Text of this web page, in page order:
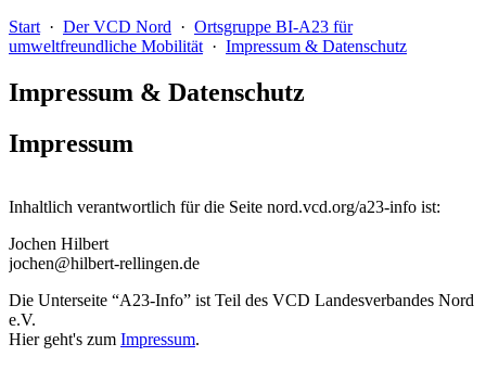
Start · Der VCD Nord · Ortsgruppe BI-A23 für
umweltfreundliche Mobilität · Impressum & Datenschutz
Impressum & Datenschutz
Impressum
Inhaltlich verantwortlich für die Seite nord.vcd.org/a23-info ist:
Jochen Hilbert
jochen@hilbert-rellingen.de
Die Unterseite “A23-Info” ist Teil des VCD Landesverbandes Nord
e.V.
Hier geht's zum Impressum.